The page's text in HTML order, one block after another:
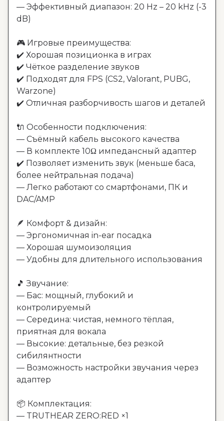
— Эффективный диапазон: 20 Hz – 20 kHz (-3
dB)
🎮 Игровые преимущества:
✔️ Хорошая позиционка в играх
✔️ Чёткое разделение звуков
✔️ Подходят для FPS (CS2, Valorant, PUBG,
Warzone)
✔️ Отличная разборчивость шагов и деталей
🔌 Особенности подключения:
— Съёмный кабель высокого качества
— В комплекте 10Ω импедансный адаптер
✔️ Позволяет изменить звук (меньше баса,
более нейтральная подача)
— Легко работают со смартфонами, ПК и
DAC/AMP
🪶 Комфорт & дизайн:
— Эргономичная in-ear посадка
— Хорошая шумоизоляция
— Удобны для длительного использования
🎵 Звучание:
— Бас: мощный, глубокий и
контролируемый
— Середина: чистая, немного тёплая,
приятная для вокала
— Высокие: детальные, без резкой
сибилянтности
— Возможность настройки звучания через
адаптер
📦 Комплектация:
— TRUTHEAR ZERO:RED ×1